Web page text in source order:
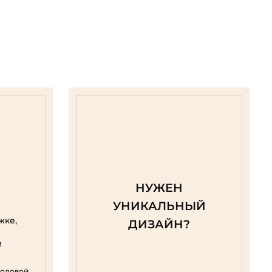
НУЖЕН
УНИКАЛЬНЫЙ
ДИЗАЙН?